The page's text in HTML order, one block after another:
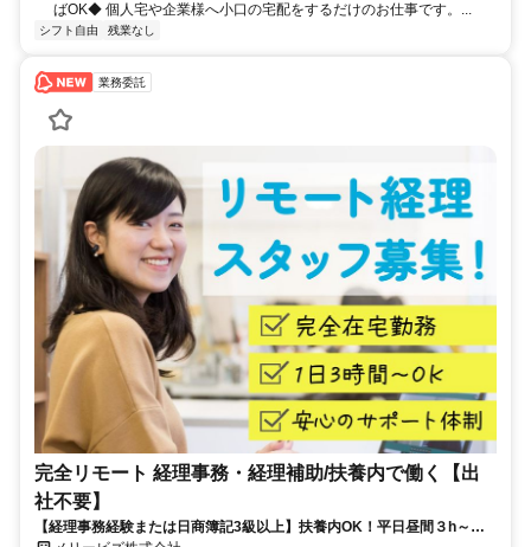
ばOK◆ 個人宅や企業様へ小口の宅配をするだけのお仕事です。...
シフト自由 残業なし
業務委託
完全リモート 経理事務・経理補助/扶養内で働く【出
社不要】
【経理事務経験または日商簿記3級以上】扶養内OK！平日昼間３h～。